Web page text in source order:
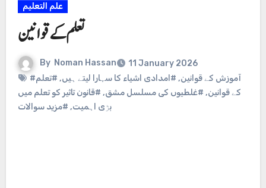
علم التعلیم
تعلم کے قوانین
By Noman Hassan
11 January 2026
#آموزش کے قوانین, #امدادی اشیاء کا سہارا لیتے ہیں, #تعلم
کے قوانین, #غلطیوں کی مسلسل مشق, #قانون تاثیر کو تعلم میں
بڑی اہمیت, #مزید سوالات